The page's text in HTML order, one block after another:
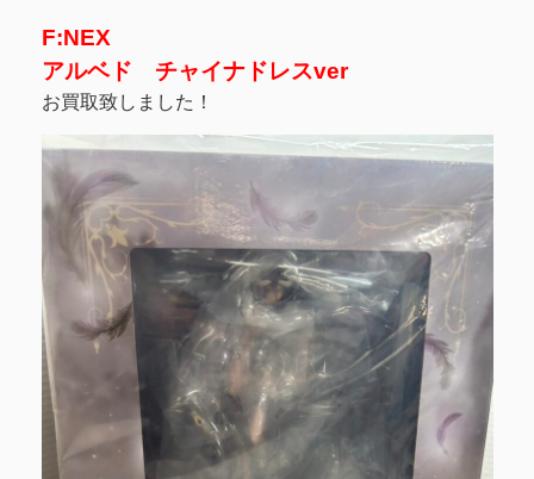
F:NEX
アルベド チャイナドレスver
お買取致しました！